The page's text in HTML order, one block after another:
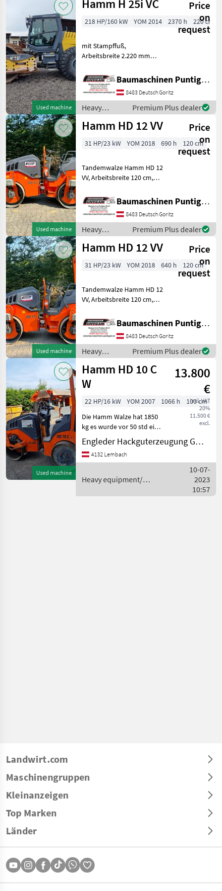
construction
Hamm
Used machine
Hamm H 25i VC
Price
on
request
218 HP/160 kW YOM 2014 2370 h 220 cm
mit Stampffuß,
Arbeitsbreite 2.220 mm
Baumaschinen Puntigam
GmbH Unser Spezialgebiet:
Ankauf - Verkauf -
Vermietung von
Baumaschinen Besu
Baumaschinen Puntigam GmbH
8483 Deutsch Goritz
Heavy
equipment/
construction
Hamm
Premium Plus dealer
Used machine
Hamm HD 12 VV
Price
on
request
31 HP/23 kW YOM 2018 690 h 120 cm
Tandemwalze Hamm HD 12
VV, Arbeitsbreite 120 cm,
Baumaschinen Puntigam
GmbH Unser Spezialgebiet:
Ankauf - Verkauf -
Vermietung von Baumaschi
Baumaschinen Puntigam GmbH
8483 Deutsch Goritz
Heavy
equipment/
construction
Hamm
Premium Plus dealer
Used machine
Hamm HD 12 VV
Price
on
request
31 HP/23 kW YOM 2018 640 h 120 cm
Tandemwalze Hamm HD 12
VV, Arbeitsbreite 120 cm,
Baumaschinen Puntigam
GmbH Unser Spezialgebiet:
Ankauf - Verkauf -
Vermietung von Baumaschi
Baumaschinen Puntigam GmbH
8483 Deutsch Goritz
Heavy
equipment/
construction
machines /
Hamm
Premium Plus dealer
Used machine
Hamm HD 10 C
W
13.800
€
incl. VAT
20%
11.500 €
excl.
22 HP/16 kW YOM 2007 1066 h
100 cm
Die Hamm Walze hat 1850
kg es wurde vor 50 std ein
neuer Motor eingebaut. Sie
ist sofort einsatzbereit
Heavy equipment/
Compactors
Engleder Hackguterzeugung GmbH
4132 Lembach
Heavy equipment/
Hamm
10-07-
2023
10:57
Landwirt.com
Maschinengruppen
Kleinanzeigen
Top Marken
Länder